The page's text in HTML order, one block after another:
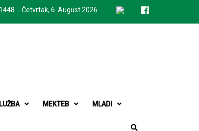
- Četvrtak, 6. August 2026.
MEKTEB MLADI